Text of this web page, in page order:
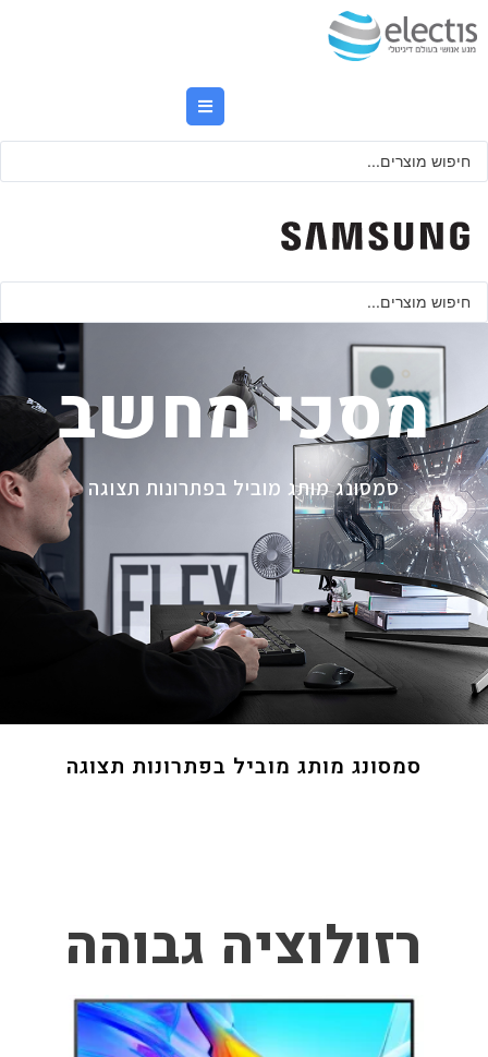
מסכי מחשב
סמסונג מותג מוביל בפתרונות תצוגה
סמסונג מותג מוביל בפתרונות תצוגה
רזולוציה גבוהה